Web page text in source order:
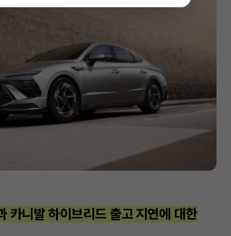
카니발 하이브리드 출고 지연에 대한